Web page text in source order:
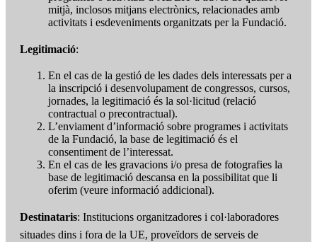
mitjà, inclosos mitjans electrònics, relacionades amb
activitats i esdeveniments organitzats per la Fundació.
Legitimació:
En el cas de la gestió de les dades dels interessats per a
la inscripció i desenvolupament de congressos, cursos,
jornades, la legitimació és la sol·licitud (relació
contractual o precontractual).
L’enviament d’informació sobre programes i activitats
de la Fundació, la base de legitimació és el
consentiment de l’interessat.
En el cas de les gravacions i/o presa de fotografies la
base de legitimació descansa en la possibilitat que li
oferim (veure informació addicional).
Destinataris: Institucions organitzadores i col·laboradores
situades dins i fora de la UE, proveïdors de serveis de